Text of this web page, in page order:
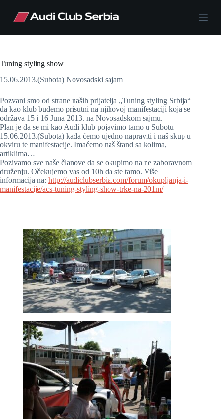
p
c
n
e
n
t
Tuning styling show
15.06.2013.(Subota) Novosadski sajam
Pozvani smo od strane naših prijatelja „Tuning styling Srbija“
da kao klub budemo prisutni na njihovoj manifestaciji koja se
održava 15 i 16 Juna 2013. na Novosadskom sajmu.
Plan je da se mi kao Audi klub pojavimo tamo u Subotu
15.06.2013.(Subota) kada ćemo ujedno napraviti i naš skup u
okviru te manifestacije. Imaćemo naš štand sa kolima,
artiklima…
Pozivamo sve naše članove da se okupimo na ne zaboravnom
druženju. Očekujemo vas od 10h da ste tamo. Više
informacija na: http://audiclubserbia.com/forum/okupljanja-i-
manifestacije/acs-tuning-styling-show-trke-na-201m/